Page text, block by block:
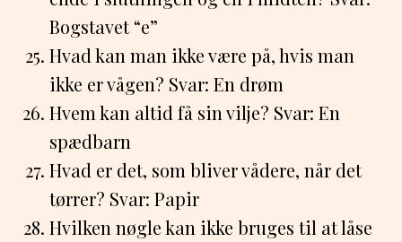
Bogstavet “e”
Hvad kan man ikke være på, hvis man
ikke er vågen? Svar: En drøm
Hvem kan altid få sin vilje? Svar: En
spædbarn
Hvad er det, som bliver vådere, når det
tørrer? Svar: Papir
Hvilken nøgle kan ikke bruges til at låse